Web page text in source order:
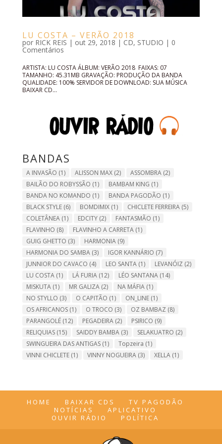
LU COSTA – VERÃO 2018
por RICK REIS | out 29, 2018 | CD, STUDIO | 0
Comentários
ARTISTA: LU COSTA ÁLBUM: VERÃO 2018 FAIXAS: 07
TAMANHO: 45.31MB GRAVAÇÃO: PRODUÇÃO DA BANDA
QUALIDADE: 100% SERVIDOR DE DOWNLOAD: SUA MÚSICA
BAIXAR CD...
BANDAS
A INVASÃO (1) ALISSON MAX(2) ASSOMBRA(2)
BAILÃO DO ROBYSSÃO (1) BAMBAM KING (1)
BANDA NO KOMANDO (1) BANDA PAGODÃO (1)
BLACK STYLE(6) BOMDIMIX(1) CHICLETE FERREIRA(5)
COLETÂNEA(1) EDCITY(2) FANTASMÃO (1)
FLAVINHO (8) FLAVINHO A CARRETA(1)
GUIG GHETTO (3) HARMONIA(9)
HARMONIA DO SAMBA(3) IGOR KANNÁRIO (7)
JUNNIOR DO CAVACO (4) LEO SANTA(1) LEVANÓIZ (2)
LU COSTA(1) LÁ FURIA(12) LÉO SANTANA(14)
MISKUTA(1) MR GALIZA(2) NA MÁFIA(1)
NO STYLLO (3) O CAPITÃO (1) ON_LINE(1)
OS AFRICANOS(1) O TROCO (3) OZ BAMBAZ (8)
PARANGOLÉ(12) PEGADEIRA(2) PSIRICO (9)
RELIQUIAS(15) SAIDDY BAMBA(3) SELAKUATRO (2)
SWINGUEIRA DAS ANTIGAS(1) Topzeira (1)
VINNI CHICLETE(1) VINNY NOGUEIRA(3) XELLA(1)
HOME BAIXAR CDS
TV PAGODÃO
NOTÍCIAS
APLICATIVO
OUVIR RÁDIO
POLÍTICA